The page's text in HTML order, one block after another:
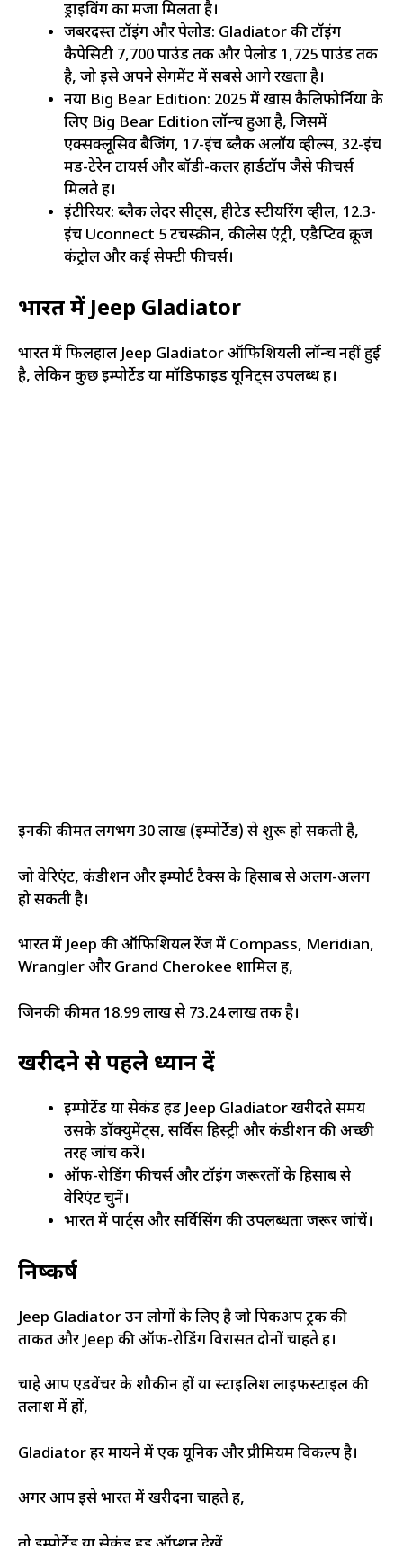
ड्राइविंग का मजा मिलता है।
जबरदस्त टॉइंग और पेलोड: Gladiator की टॉइंग
कैपेसिटी 7,700 पाउंड तक और पेलोड 1,725 पाउंड तक
है, जो इसे अपने सेगमेंट में सबसे आगे रखता है।
नया Big Bear Edition: 2025 में खास कैलिफोर्निया के
लिए Big Bear Edition लॉन्च हुआ है, जिसमें
एक्सक्लूसिव बैजिंग, 17-इंच ब्लैक अलॉय व्हील्स, 32-इंच
मड-टेरेन टायर्स और बॉडी-कलर हार्डटॉप जैसे फीचर्स
मिलते हैं।
इंटीरियर: ब्लैक लेदर सीट्स, हीटेड स्टीयरिंग व्हील, 12.3-
इंच Uconnect 5 टचस्क्रीन, कीलेस एंट्री, एडैप्टिव क्रूज
कंट्रोल और कई सेफ्टी फीचर्स।
भारत में Jeep Gladiator
भारत में फिलहाल Jeep Gladiator ऑफिशियली लॉन्च नहीं हुई
है, लेकिन कुछ इम्पोर्टेड या मॉडिफाइड यूनिट्स उपलब्ध हैं।
इनकी कीमत लगभग ₹30 लाख (इम्पोर्टेड) से शुरू हो सकती है,
जो वेरिएंट, कंडीशन और इम्पोर्ट टैक्स के हिसाब से अलग-अलग
हो सकती है।
भारत में Jeep की ऑफिशियल रेंज में Compass, Meridian,
Wrangler और Grand Cherokee शामिल हैं,
जिनकी कीमत ₹18.99 लाख से ₹73.24 लाख तक है।
खरीदने से पहले ध्यान दें
इम्पोर्टेड या सेकंड हैंड Jeep Gladiator खरीदते समय
उसके डॉक्युमेंट्स, सर्विस हिस्ट्री और कंडीशन की अच्छी
तरह जांच करें।
ऑफ-रोडिंग फीचर्स और टॉइंग जरूरतों के हिसाब से
वेरिएंट चुनें।
भारत में पार्ट्स और सर्विसिंग की उपलब्धता जरूर जांचें।
निष्कर्ष
Jeep Gladiator उन लोगों के लिए है जो पिकअप ट्रक की
ताकत और Jeep की ऑफ-रोडिंग विरासत दोनों चाहते हैं।
चाहे आप एडवेंचर के शौकीन हों या स्टाइलिश लाइफस्टाइल की
तलाश में हों,
Gladiator हर मायने में एक यूनिक और प्रीमियम विकल्प है।
अगर आप इसे भारत में खरीदना चाहते हैं,